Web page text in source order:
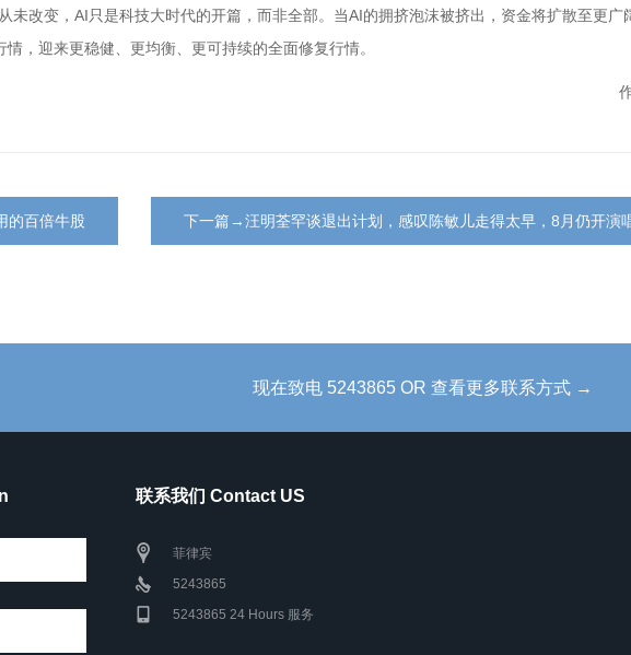
未改变，AI只是科技大时代的开篇，而非全部。当AI的拥挤泡沫被挤出，资金将扩散至更广
，迎来更稳健、更均衡、更可持续的全面修复行情。
的百倍牛股 下一篇→汪明荃罕谈退出计划，感叹陈敏儿走得太早，8月仍开演
现在致电 5243865 OR 查看更多联系方式 →
联系我们 Contact US
菲律宾
5243865
5243865 24 Hours 服务